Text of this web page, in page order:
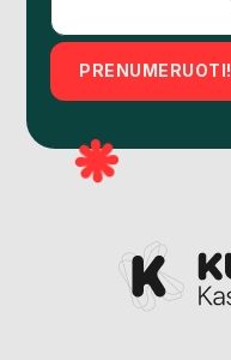
PRENUMERUOTI!